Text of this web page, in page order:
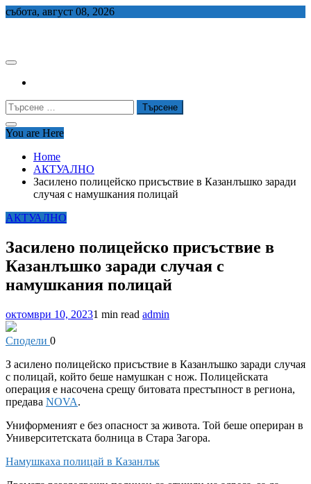
Skip
събота, август 08, 2026
Търсене
за:
You are Here
Home
АКТУАЛНО
Засилено полицейско присъствие в Казанлъшко заради
случая с намушкания полицай
АКТУАЛНО
Засилено полицейско присъствие в
Казанлъшко заради случая с
намушкания полицай
октомври 10, 20231 min read admin
Сподели 0
З асилено полицейско присъствие в Казанлъшко заради случая
с полицай, който беше намушкан с нож. Полицейската
операция е насочена срещу битовата престъпност в региона,
предава NOVA.
Униформеният е без опасност за живота. Той беше опериран в
Университетската болница в Стара Загора.
Намушкаха полицай в Казанлък